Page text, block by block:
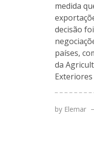
medida
decisão
países,
da
by Elemar